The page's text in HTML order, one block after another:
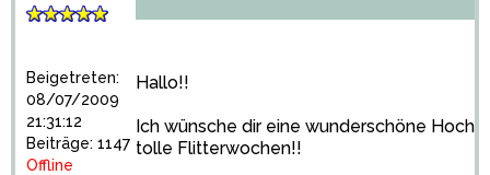
Beigetreten:
08/07/2009
21:31:12
Beiträge: 1147
Offline
Hallo!!
Ich wünsche dir eine wunderschöne
tolle Flitterwochen!!